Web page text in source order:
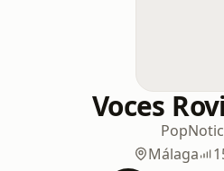
Voces
Pop
Málaga